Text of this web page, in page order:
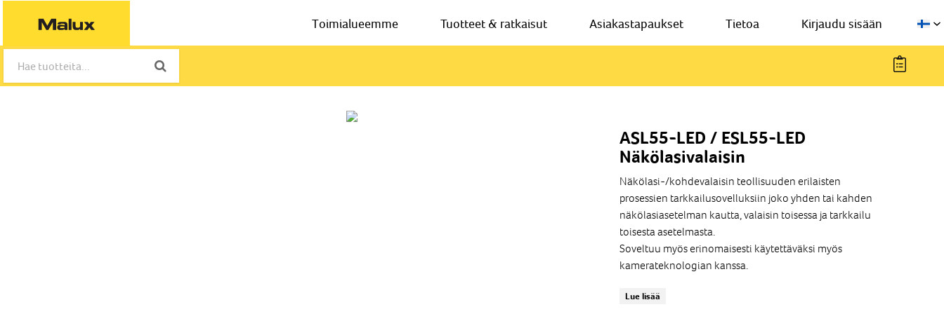
Toimialueemme Tuotteet & ratkaisut Asiakastapaukset Tietoa Kirjaudu sisään
ASL55-LED / ESL55-LED
Näkölasivalaisin
Näkölasi-/kohdevalaisin teollisuuden erilaisten
prosessien tarkkailusovelluksiin joko yhden tai kahden
näkölasiasetelman kautta, valaisin toisessa ja tarkkailu
toisesta asetelmasta.
Soveltuu myös erinomaisesti käytettäväksi myös
kamerateknologian kanssa.
Lue lisää